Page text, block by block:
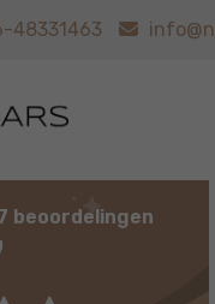
48331463
beoordelingen